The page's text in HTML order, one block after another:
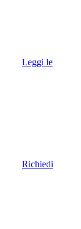
Leggi le
Richiedi